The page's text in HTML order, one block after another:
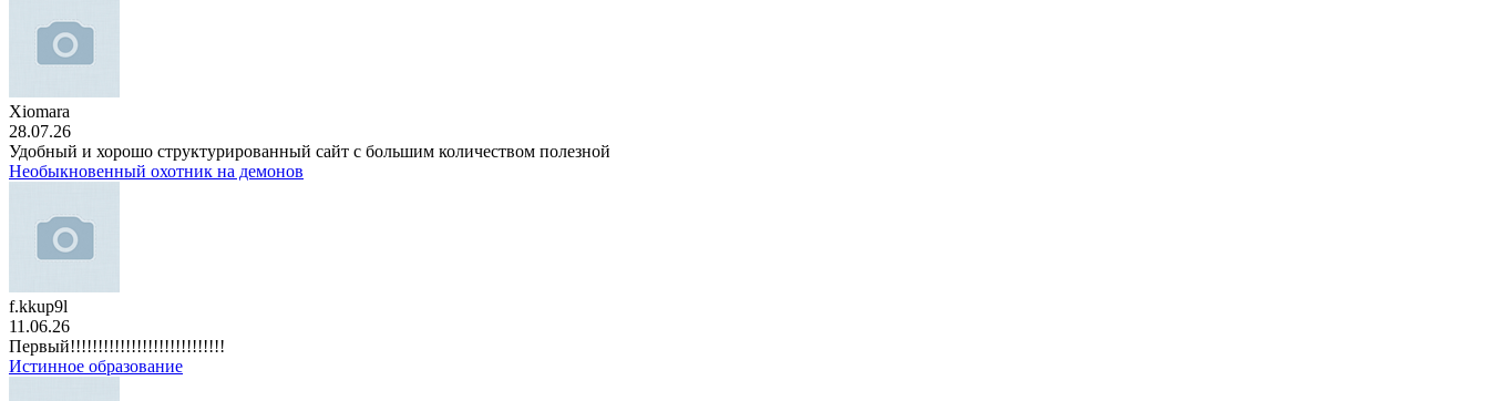
Xiomara
28.07.26
Удобный и хорошо структурированный сайт с большим количеством полезной
Необыкновенный охотник на демонов
f.kkup9l
11.06.26
Первый!!!!!!!!!!!!!!!!!!!!!!!!!!!!
Истинное образование